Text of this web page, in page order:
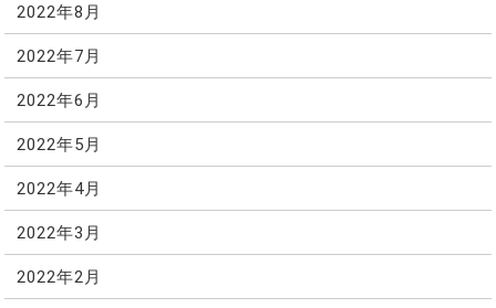
2022年8月
2022年7月
2022年6月
2022年5月
2022年4月
2022年3月
2022年2月